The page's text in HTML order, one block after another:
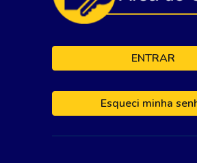
ENTRAR
Esqueci minha